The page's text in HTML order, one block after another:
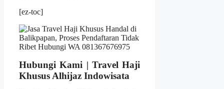
[ez-toc]
Hubungi Kami | Travel Haji
Khusus Alhijaz Indowisata